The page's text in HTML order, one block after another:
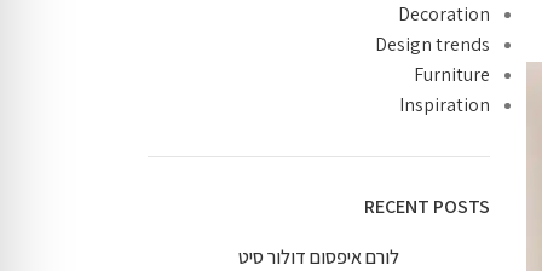
Decoration
Design trends
Furniture
Inspiration
RECENT POSTS
לורם איפסום דולור סיט